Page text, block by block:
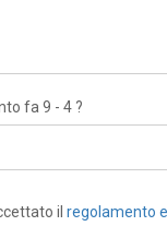
fa 9 - 4 ?
il regolamento